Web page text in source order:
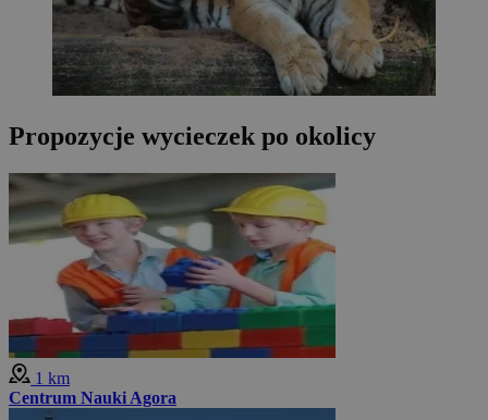
Propozycje wycieczek po okolicy
1 km
Centrum Nauki Agora